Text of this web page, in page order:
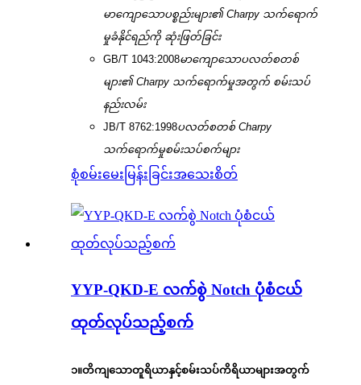
မာကျောသောပစ္စည်းများ၏ Charpy သက်ရောက်
မှုခံနိုင်ရည်ကို ဆုံးဖြတ်ခြင်း
GB/T 1043:2008မာကျောသောပလတ်စတစ်
များ၏ Charpy သက်ရောက်မှုအတွက် စမ်းသပ်
နည်းလမ်း
JB/T 8762:1998ပလတ်စတစ် Charpy
သက်ရောက်မှုစမ်းသပ်စက်များ
စုံစမ်းမေးမြန်းခြင်းအသေးစိတ်
YYP-QKD-E လက်စွဲ Notch ပုံစံငယ်
ထုတ်လုပ်သည့်စက်
၁။တိကျသောတူရိယာနှင့်စမ်းသပ်ကိရိယာများအတွက်